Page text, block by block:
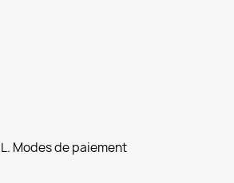
Modes de paiement